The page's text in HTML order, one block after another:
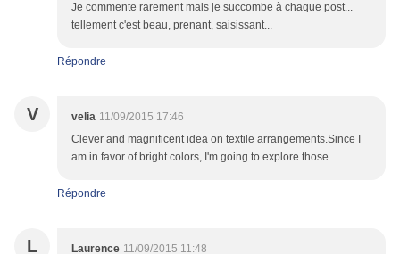
Je commente rarement mais je succombe à chaque post...
tellement c'est beau, prenant, saisissant...
Répondre
V velia 11/09/2015 17:46
Clever and magnificent idea on textile arrangements.Since I
am in favor of bright colors, I'm going to explore those.
Répondre
L Laurence 11/09/2015 11:48